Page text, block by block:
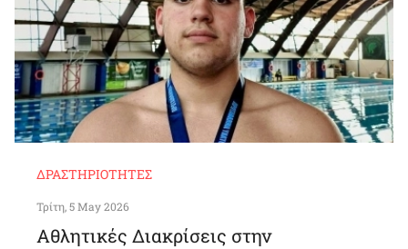
ΔΡΑΣΤΗΡΙΌΤΗΤΕΣ
Τρίτη, 5 May 2026
Αθλητικές Διακρίσεις στην